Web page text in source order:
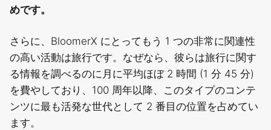
めです。
さらに、BloomerX にとってもう 1 つの非常に関連性
の高い活動は旅行です。なぜなら、彼らは旅行に関す
る情報を調べるのに月に平均ほぼ 2 時間 (1 分 45 分)
を費やしており、100 周年以降、このタイプのコンテ
ンツに最も活発な世代として 2 番目の位置を占めてい
ます。